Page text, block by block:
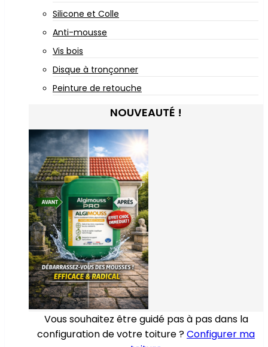
Silicone et Colle
Anti-mousse
Vis bois
Disque à tronçonner
Peinture de retouche
NOUVEAUTÉ !
Vous souhaitez être guidé pas à pas dans la
configuration de votre toiture ?Configurer ma